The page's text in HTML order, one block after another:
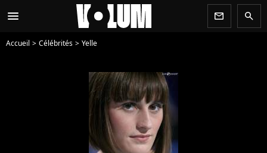
menu newsletter search
Accueil Célébrités Yelle